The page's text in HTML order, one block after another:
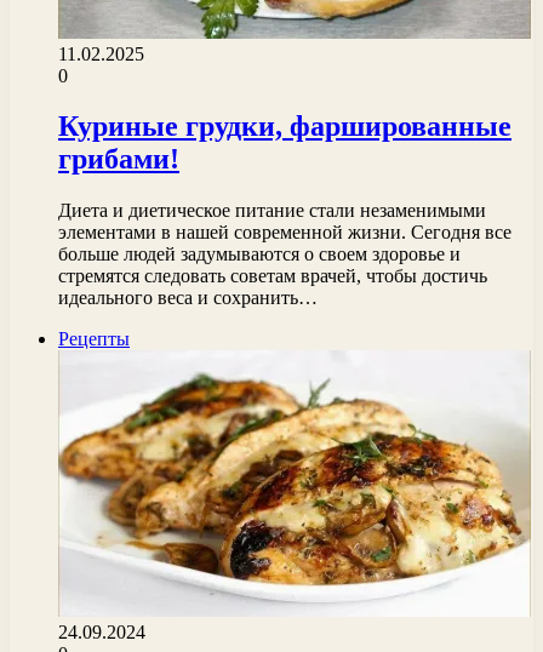
11.02.2025
0
Куриные грудки, фаршированные
грибами!
Диета и диетическое питание стали незаменимыми
элементами в нашей современной жизни. Сегодня все
больше людей задумываются о своем здоровье и
стремятся следовать советам врачей, чтобы достичь
идеального веса и сохранить…
Рецепты
24.09.2024